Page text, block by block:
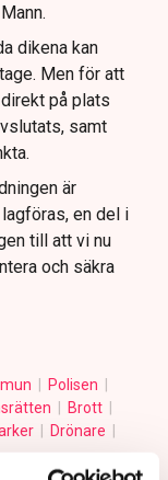
dikena kan
Men för att
på plats
samt
är
en del i
till att vi nu
och säkra
Polisen
Brott
Drönare